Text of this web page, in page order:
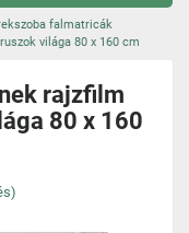
falmatricák
világa 80 x 160 cm
rajzfilm
80 x 160